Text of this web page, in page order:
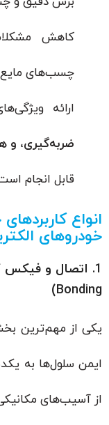
کاهش
چسب‌های مایع
ارائه
ضربه‌گیری، و
قابل انجام است
انواع
خودروهای
Bonding)
یکی از مهم‌ترین
ایمن سلول‌ها به
از آسیب‌های